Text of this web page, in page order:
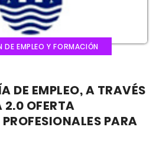
DE EMPLEO Y FORMACIÓN
DE EMPLEO, A TRAVÉS
2.0 OFERTA
PARA